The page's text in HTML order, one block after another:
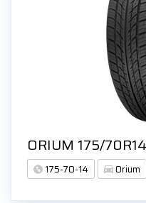
ORIUM 175/
175-70-14 Orium